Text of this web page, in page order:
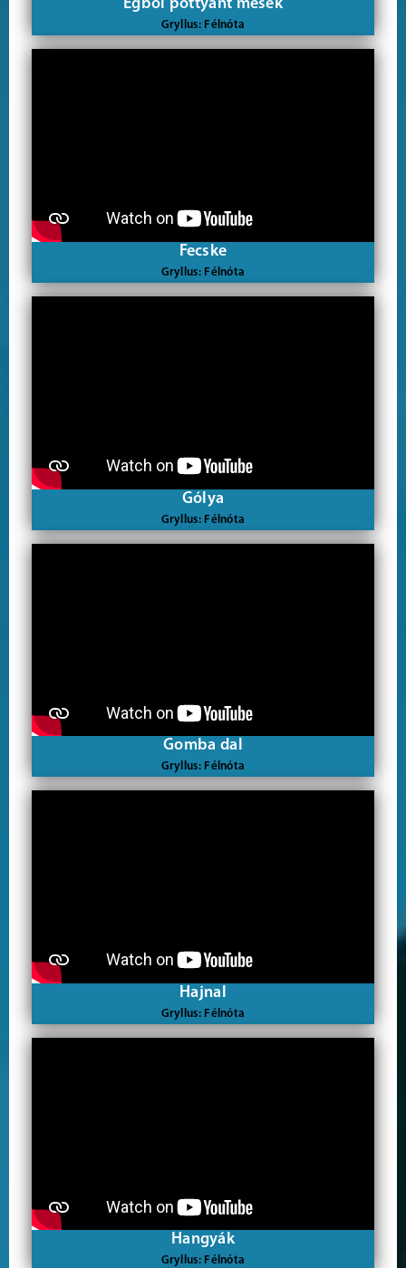
Égből pottyant mesék
Gryllus: Félnóta
Fecske
Gryllus: Félnóta
Gólya
Gryllus: Félnóta
Gomba dal
Gryllus: Félnóta
Hajnal
Gryllus: Félnóta
Hangyák
Gryllus: Félnóta